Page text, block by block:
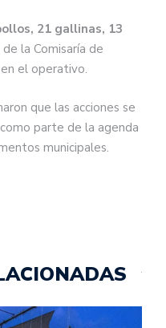
21 gallinas, 13
la Comisaría de
el operativo.
que las acciones se
parte de la agenda
municipales.